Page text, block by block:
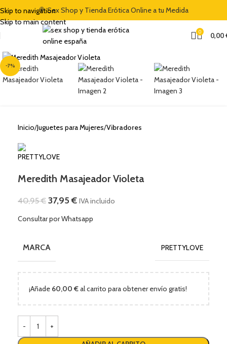
Skip to navigation
Skip to main content
🍭 Sex Shop y Tienda Erótica Online a tu Medida
0 0,00
-7%
Clic para ampliar
Inicio Juguetes para Mujeres Vibradores
Meredith Masajeador Violeta
40,95€ 37,95€ IVA incluido
Consultar por Whatsapp
MARCA PRETTYLOVE
¡Añade 60,00 €al carrito para obtener envío gratis!